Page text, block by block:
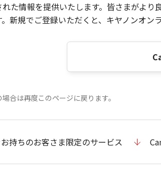
た情報を提供いたします。皆さまがよ
新規でご登録いただくと、キヤノンオン
合は再度このページに戻ります。
持ちのお客さま限定のサービス